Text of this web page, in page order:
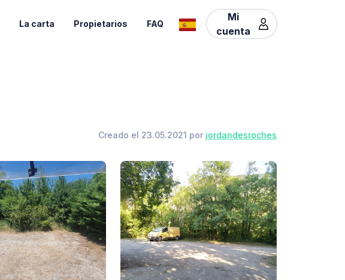
La carta Propietarios FAQ
Mi
cuenta
Creado el 23.05.2021 por jordandesroches